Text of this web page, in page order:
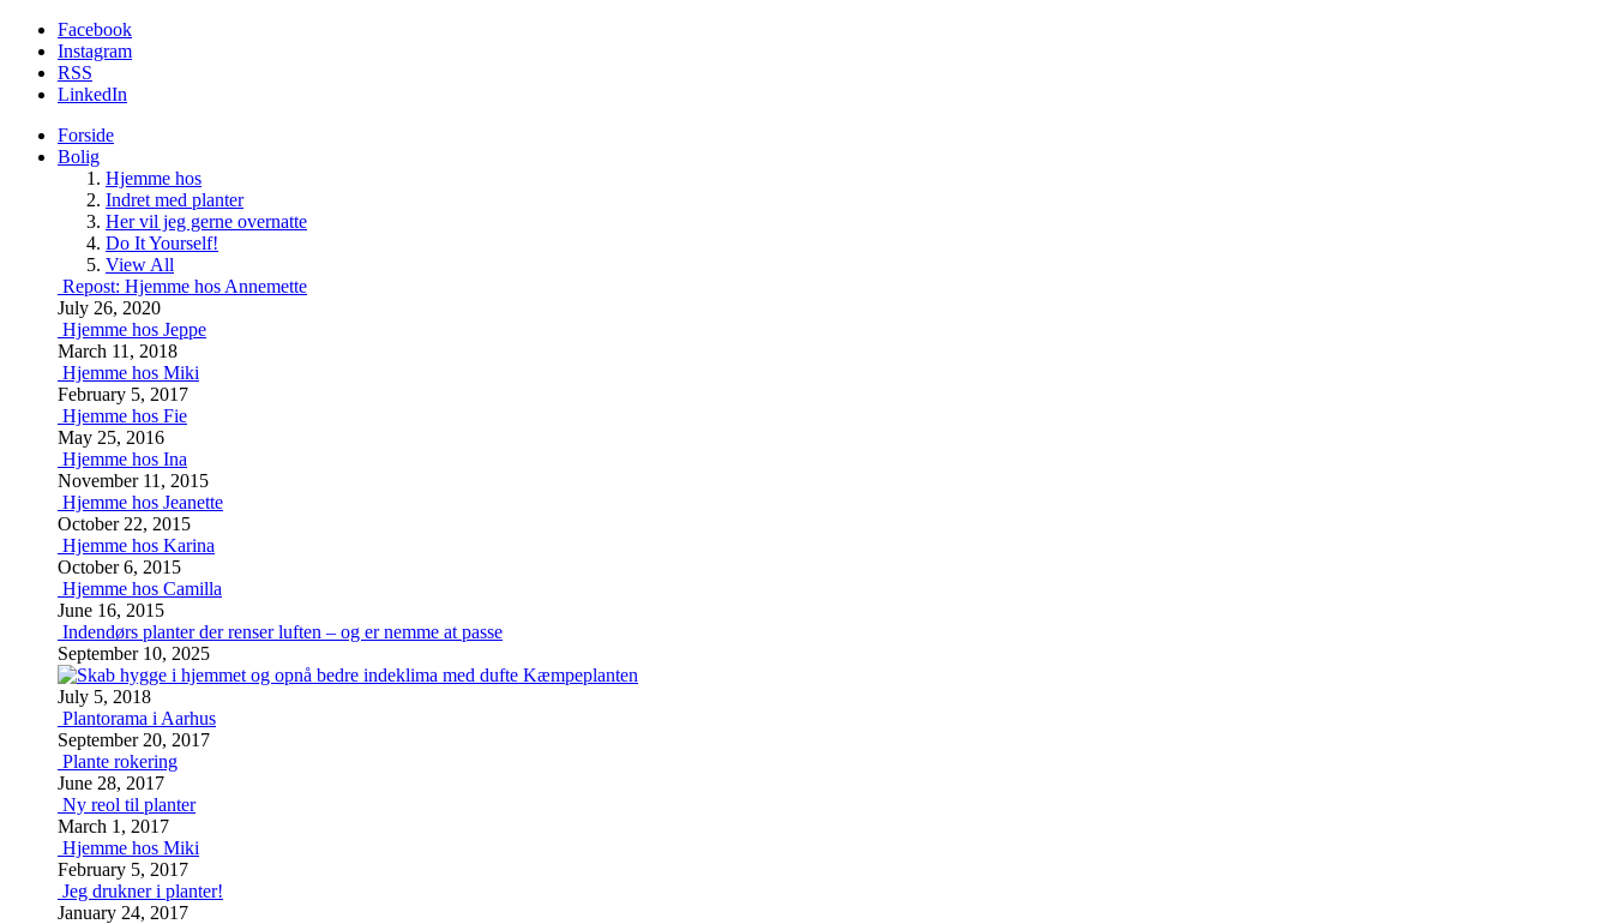
Facebook
Instagram
RSS
LinkedIn
Forside
Bolig
Hjemme hos
Indret med planter
Her vil jeg gerne overnatte
Do It Yourself!
View All
Repost: Hjemme hos Annemette
July 26, 2020
Hjemme hos Jeppe
March 11, 2018
Hjemme hos Miki
February 5, 2017
Hjemme hos Fie
May 25, 2016
Hjemme hos Ina
November 11, 2015
Hjemme hos Jeanette
October 22, 2015
Hjemme hos Karina
October 6, 2015
Hjemme hos Camilla
June 16, 2015
Indendørs planter der renser luften – og er nemme at passe
September 10, 2025
Kæmpeplanten
July 5, 2018
Plantorama i Aarhus
September 20, 2017
Plante rokering
June 28, 2017
Ny reol til planter
March 1, 2017
Hjemme hos Miki
February 5, 2017
Jeg drukner i planter!
January 24, 2017